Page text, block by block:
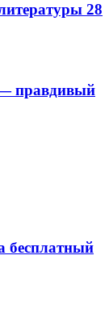
28
правдивый
бесплатный